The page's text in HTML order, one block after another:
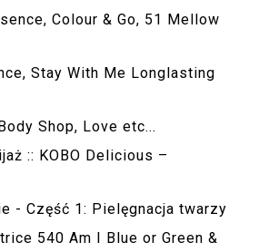
Colour & Go, 51 Mellow
Stay With Me Longlasting
Shop, Love etc...
:: KOBO Delicious –
- Część 1: Pielęgnacja twarzy
540 Am I Blue or Green &